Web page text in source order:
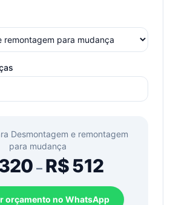
Desmontagem e remontagem
para mudança
–R$512
orçamento no WhatsApp